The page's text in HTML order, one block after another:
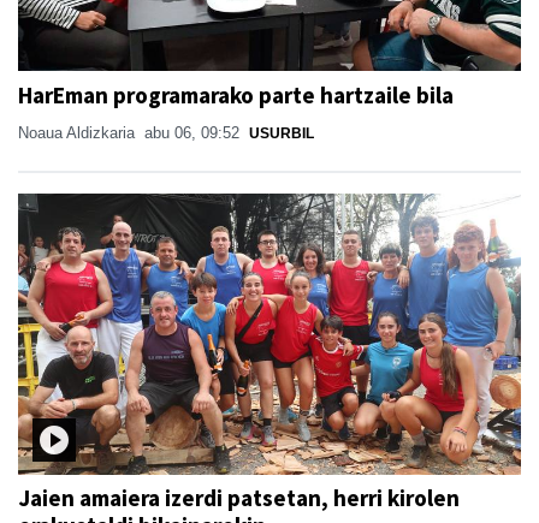
HarEman programarako parte hartzaile bila
Noaua Aldizkaria abu 06, 09:52 USURBIL
Jaien amaiera izerdi patsetan, herri kirolen